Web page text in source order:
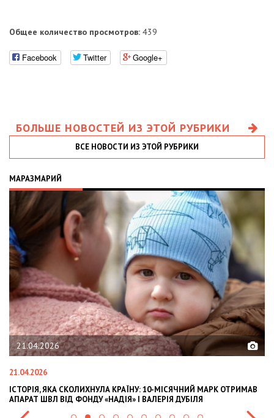
Общее количество просмотров: 439
Facebook Twitter Google+
БОЛЬШЕ НОВОСТЕЙ ИЗ ЭТОЙ РУБРИКИ
ВСЕ НОВОСТИ ИЗ ЭТОЙ РУБРИКИ
МАРАЗМАРИЙ
21.04.2026
21.04.2026
ІСТОРІЯ, ЯКА СКОЛИХНУЛА КРАЇНУ: 10-МІСЯЧНИЙ МАРК ОТРИМАВ
АПАРАТ ШВЛ ВІД ФОНДУ «НАДІЯ» І ВАЛЕРІЯ ДУБІЛЯ